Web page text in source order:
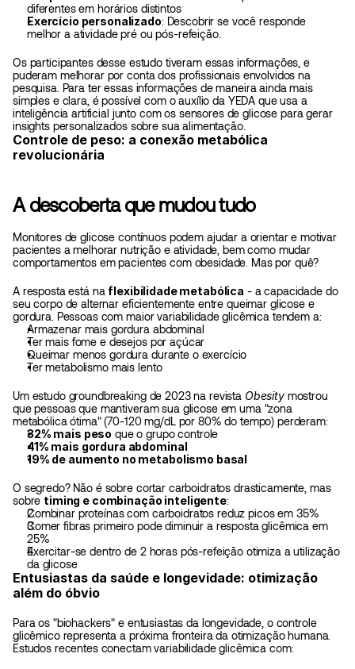
diferentes em horários distintos
Exercício personalizado: Descobrir se você responde
melhor a atividade pré ou pós-refeição.
Os participantes desse estudo tiveram essas informações, e
puderam melhorar por conta dos profissionais envolvidos na
pesquisa. Para ter essas informações de maneira ainda mais
simples e clara, é possível com o auxílio da YEDA que usa a
inteligência artificial junto com os sensores de glicose para gerar
insights personalizados sobre sua alimentação.
Controle de peso: a conexão metabólica
revolucionária
A descoberta que mudou tudo
Monitores de glicose contínuos podem ajudar a orientar e motivar
pacientes a melhorar nutrição e atividade, bem como mudar
comportamentos em pacientes com obesidade. Mas por quê?
A resposta está na flexibilidade metabólica - a capacidade do
seu corpo de alternar eficientemente entre queimar glicose e
gordura. Pessoas com maior variabilidade glicêmica tendem a:
Armazenar mais gordura abdominal
Ter mais fome e desejos por açúcar
Queimar menos gordura durante o exercício
Ter metabolismo mais lento
Um estudo groundbreaking de 2023 na revista Obesity mostrou
que pessoas que mantiveram sua glicose em uma "zona
metabólica ótima" (70-120 mg/dL por 80% do tempo) perderam:
32% mais peso que o grupo controle
41% mais gordura abdominal
19% de aumento no metabolismo basal
O segredo? Não é sobre cortar carboidratos drasticamente, mas
sobre timing e combinação inteligente:
Combinar proteínas com carboidratos reduz picos em 35%
Comer fibras primeiro pode diminuir a resposta glicêmica em
25%
Exercitar-se dentro de 2 horas pós-refeição otimiza a utilização
da glicose
Entusiastas da saúde e longevidade: otimização
além do óbvio
Para os "biohackers" e entusiastas da longevidade, o controle
glicêmico representa a próxima fronteira da otimização humana.
Estudos recentes conectam variabilidade glicêmica com: